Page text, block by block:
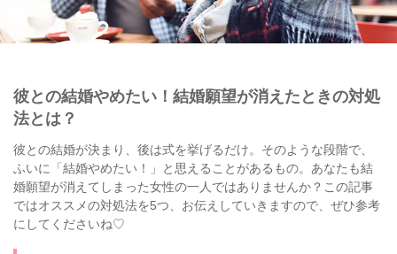
彼との結婚やめたい！結婚願望が消えたときの対処
法とは？
彼との結婚が決まり、後は式を挙げるだけ。そのような段階で、
ふいに「結婚やめたい！」と思えることがあるもの。あなたも結
婚願望が消えてしまった女性の一人ではありませんか？この記事
ではオススメの対処法を5つ、お伝えしていきますので、ぜひ参考
にしてくださいね♡